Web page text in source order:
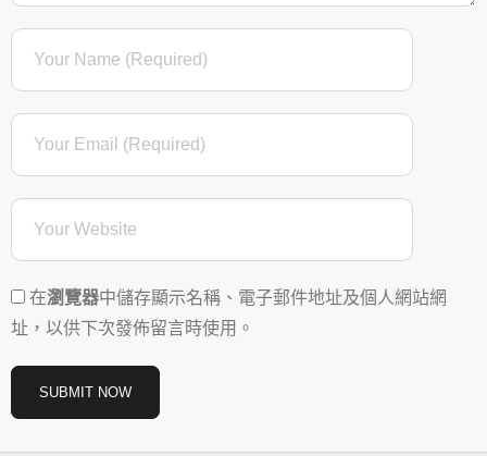
在瀏覽器中儲存顯示名稱、電子郵件地址及個人網站網
址，以供下次發佈留言時使用。